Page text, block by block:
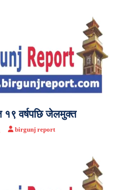
१९ वर्षपछि जेलमुक्त
birgunj report